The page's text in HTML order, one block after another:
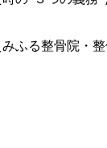
ふる整骨院・整